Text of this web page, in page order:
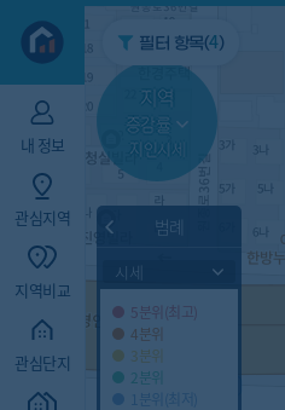
내 정보
관심지역
지역비교
관심단지
필터 항목(4)
지역
증감률
지인시세
범례
시세
5분위(최고)
4분위
3분위
2분위
1분위(최저)